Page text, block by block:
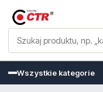
Wszystkie kategorie